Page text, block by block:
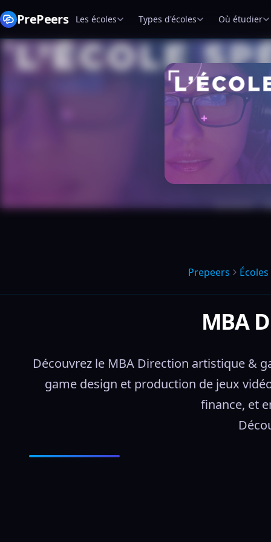
PrePeers Les écoles Types d'écoles Où étudier
Prepeers Écoles
MBA
Découvrez le MBA Direction artistique &
game design et production de jeux
finance, et